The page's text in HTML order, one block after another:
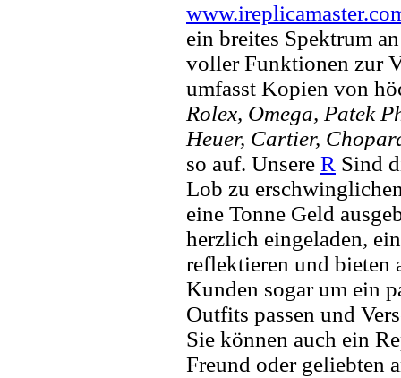
ein breites Spektrum
voller Funktionen zur
umfasst Kopien von
Rolex, Omega, Patek
Heuer, Cartier,
so auf. Unsere R Sind
Lob zu
eine Tonne Geld
herzlich eingeladen,
reflektieren und bieten
Kunden sogar um ein
Outfits passen und
Sie können auch ein
Freund oder geliebten